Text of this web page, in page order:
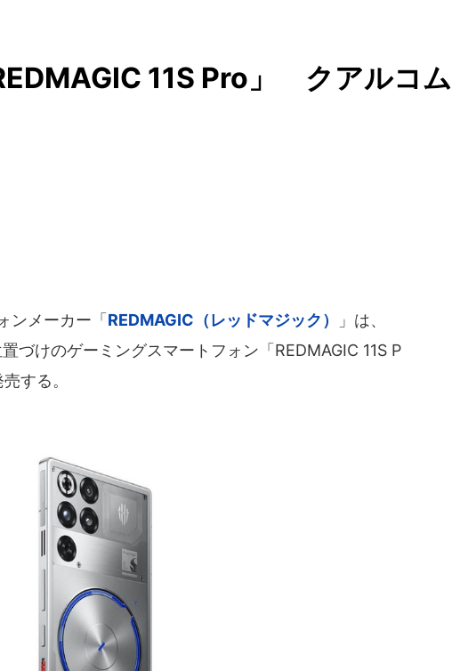
11S Pro」 クアルコム
ンメーカー「 REDMAGIC（レッドマジック）
」は、
づけのゲーミングスマートフォン「REDMAGIC 11S P
する。